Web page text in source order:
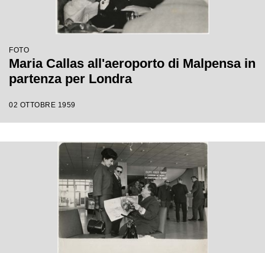
FOTO
Maria Callas all'aeroporto di Malpensa in
partenza per Londra
02 OTTOBRE 1959